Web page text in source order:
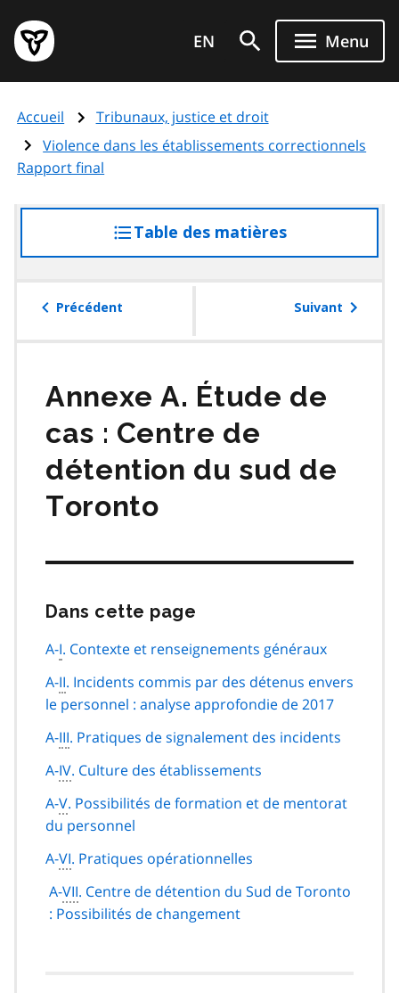
au
contenu
principal
Page
d'accueil
de
l'Ontario
EN Menu
Accueil
Tribunaux, justice et droit
Violence dans les établissements correctionnels
Rapport final
Table des matières
à
table
Précédent Suivant
Annexe A. Étude de
cas : Centre de
détention du sud de
Toronto
Dans cette page
navigation
page
A-I. Contexte et renseignements généraux
A-II. Incidents commis par des détenus envers
le personnel : analyse approfondie de 2017
A-III. Pratiques de signalement des incidents
A-IV. Culture des établissements
A-V. Possibilités de formation et de mentorat
du personnel
A-VI. Pratiques opérationnelles
A-VII. Centre de détention du Sud de Toronto
: Possibilités de changement